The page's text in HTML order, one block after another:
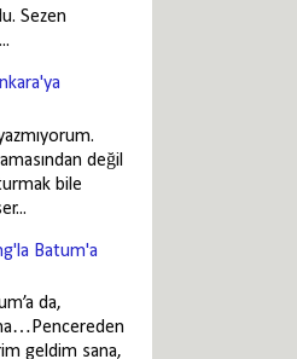
Sezen
değil
bile
Batum'a
da,
geldim sana,